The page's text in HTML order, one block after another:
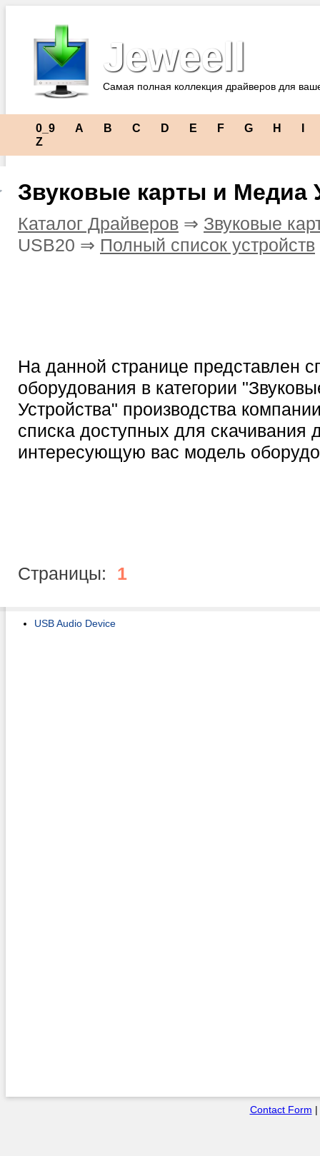
Jeweell
Самая полная коллекция драйверов для
0_9 A B C D E F G H
Z
Звуковые карты и Медиа
Каталог Драйверов ⇒ Звуковые
USB20 ⇒ Полный список устройств
На данной странице представлен
оборудования в категории
Устройства" производства
списка доступных для скачивания
интересующую вас модель
Страницы: 1
USB Audio Device
Contact Form |